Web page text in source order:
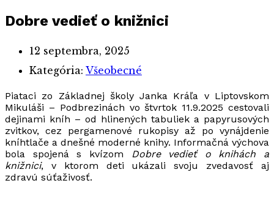
Dobre vedieť o knižnici
12 septembra, 2025
Kategória: Všeobecné
Piataci zo Základnej školy Janka Kráľa v Liptovskom
Mikuláši – Podbrezinách vo štvrtok 11.9.2025 cestovali
dejinami kníh – od hlinených tabuliek a papyrusových
zvitkov, cez pergamenové rukopisy až po vynájdenie
kníhtlače a dnešné moderné knihy. Informačná výchova
bola spojená s kvízom Dobre vedieť
o knihách a
knižnici, v ktorom deti ukázali svoju zvedavosť aj
zdravú súťaživosť.